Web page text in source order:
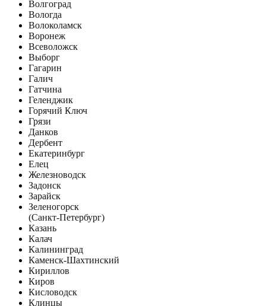
Волгоград
Вологда
Волоколамск
Воронеж
Всеволожск
Выборг
Гагарин
Галич
Гатчина
Геленджик
Горячий Ключ
Грязи
Данков
Дербент
Екатеринбург
Елец
Железноводск
Задонск
Зарайск
Зеленогорск
(Санкт-Петербург)
Казань
Калач
Калининград
Каменск-Шахтинский
Кириллов
Киров
Кисловодск
Клинцы